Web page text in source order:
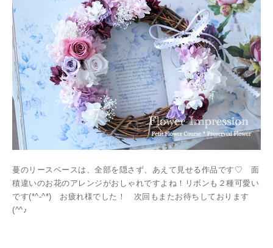
蔓のリースベースは、全部を隠さず、あえて見せる作品です♡ 面
積違いのお花のアレンジがおしゃれですよね！リボンも２種可愛い
です(*^-^*) お疲れ様でした！ 次回もまたお待ちしております
(^^♪